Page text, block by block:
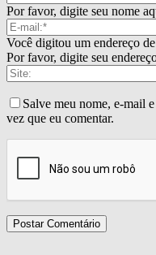
Por favor, digite seu nome
Você digitou um endereço
Por favor, digite seu
Salve meu nome, e-mail
vez que eu comentar.